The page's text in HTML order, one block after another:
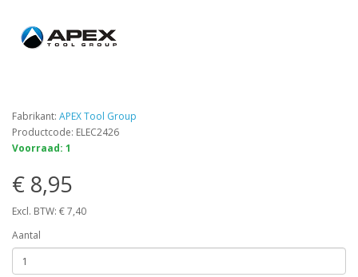
Fabrikant: APEX Tool Group
Productcode: ELEC2426
Voorraad: 1
€ 8,95
Excl. BTW: € 7,40
Aantal